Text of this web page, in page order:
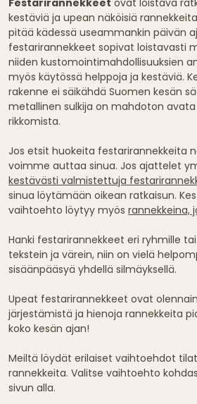
kestäviä ja upean näköisiä
pitää kädessä useammankin päivän
festarirannekkeet sopivat loistavasti
niiden kustomointimahdollisuuksien
myös käytössä helppoja ja kestäviä.
rakenne ei säikähdä Suomen kesän
metallinen sulkija on mahdoton
rikkomista.
Jos etsit huokeita festarirannekkeita
voimme auttaa sinua. Jos ajattelet
kestävästi valmistettuja
sinua löytämään oikean ratkaisun.
vaihtoehto löytyy myös rannekkeina,
Hanki festarirannekkeet eri ryhmille
tekstein ja värein, niin on vielä
sisäänpääsyä yhdellä silmäyksellä.
Upeat festarirannekkeet ovat
järjestämistä ja hienoja rannekkeita
koko kesän ajan!
Meiltä löydät erilaiset vaihtoehdot
rannekkeita. Valitse vaihtoehto
sivun alla.